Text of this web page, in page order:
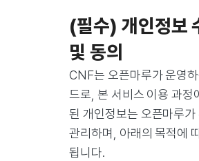
(필수) 개인정보
및 동의
CNF는 오픈마루가 운영
드로, 본 서비스 이용 과정
된 개인정보는 오픈마루가
관리하며, 아래의 목적에
됩니다.